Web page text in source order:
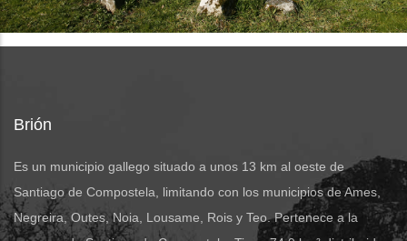
Brión
Es un municipio gallego situado a unos 13 km al oeste de
Santiago de Compostela, limitando con los municipios de Ames,
Negreira, Outes, Noia, Lousame, Rois y Teo. Pertenece a la